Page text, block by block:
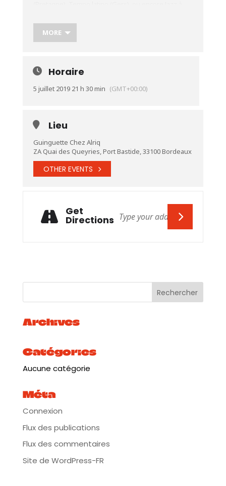
Salsa illegal revient avec des rythmes plus afro-
cubains, Rumba et “Son” voire même “ El Changüi “
comme un retour aux sources de la musique
Plus d’infos :https://urlz.fr/9NDv
MORE
Horaire
5 juillet 2019 21 h 30 min (GMT+00:00)
Lieu
Guinguette Chez Alriq
ZA Quai des Queyries, Port Bastide, 33100 Bordeaux
OTHER EVENTS
Get
Directions
Archives
Catégories
Aucune catégorie
Méta
Connexion
Flux des publications
Flux des commentaires
Site de WordPress-FR